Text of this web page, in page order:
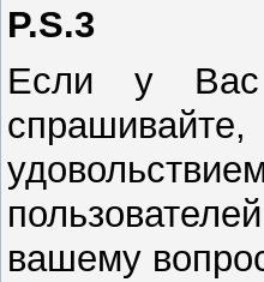
P.S.3
Если у Вас
вашему